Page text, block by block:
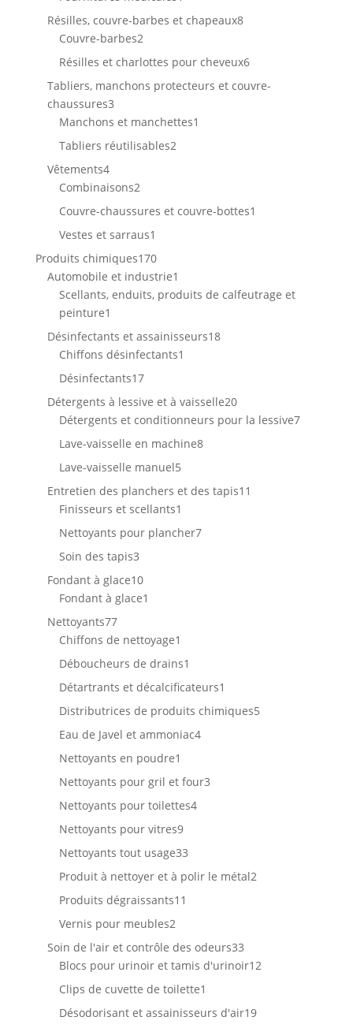
produit
Résilles, couvre-barbes et chapeaux88
Couvre-barbes22
produits
Résilles et charlottes pour cheveux66
Tabliers, manchons protecteurs et couvre-
chaussures33
produits
Manchons et manchettes1
Tabliers réutilisables22
Vêtements44
produits
Combinaisons22
produits
Couvre-chaussures et couvre-bottes1
Vestes et sarraus1
produit
Produits chimiques170170
produits
Automobile et industrie1
produit
Scellants, enduits, produits de calfeutrage et
peinture1
produit
Désinfectants et assainisseurs1818
Chiffons désinfectants1
Désinfectants1717
produits
Détergents à lessive et à vaisselle2020
produits
Détergents et conditionneurs pour la lessive77
Lave-vaisselle en machine88
Lave-vaisselle manuel55
produits
Entretien des planchers et des tapis11
Finisseurs et scellants1
produit
Nettoyants pour plancher77
Soin des tapis33
produits
Fondant à glace1010
produits
Fondant à glace1
Nettoyants7777
produits
Chiffons de nettoyage1
produit
Déboucheurs de drains1
produit
Détartrants et décalcificateurs1
produit
Distributrices de produits chimiques55
Eau de Javel et ammoniac44
Nettoyants en poudre1
produit
Nettoyants pour gril et four33
Nettoyants pour toilettes44
Nettoyants pour vitres99
produits
Nettoyants tout usage3333
produits
Produit à nettoyer et à polir le métal22
Produits dégraissants11
Vernis pour meubles22
produits
Soin de l'air et contrôle des odeurs3333
produits
Blocs pour urinoir et tamis d'urinoir1212
Clips de cuvette de toilette1
produit
Désodorisant et assainisseurs d'air1919